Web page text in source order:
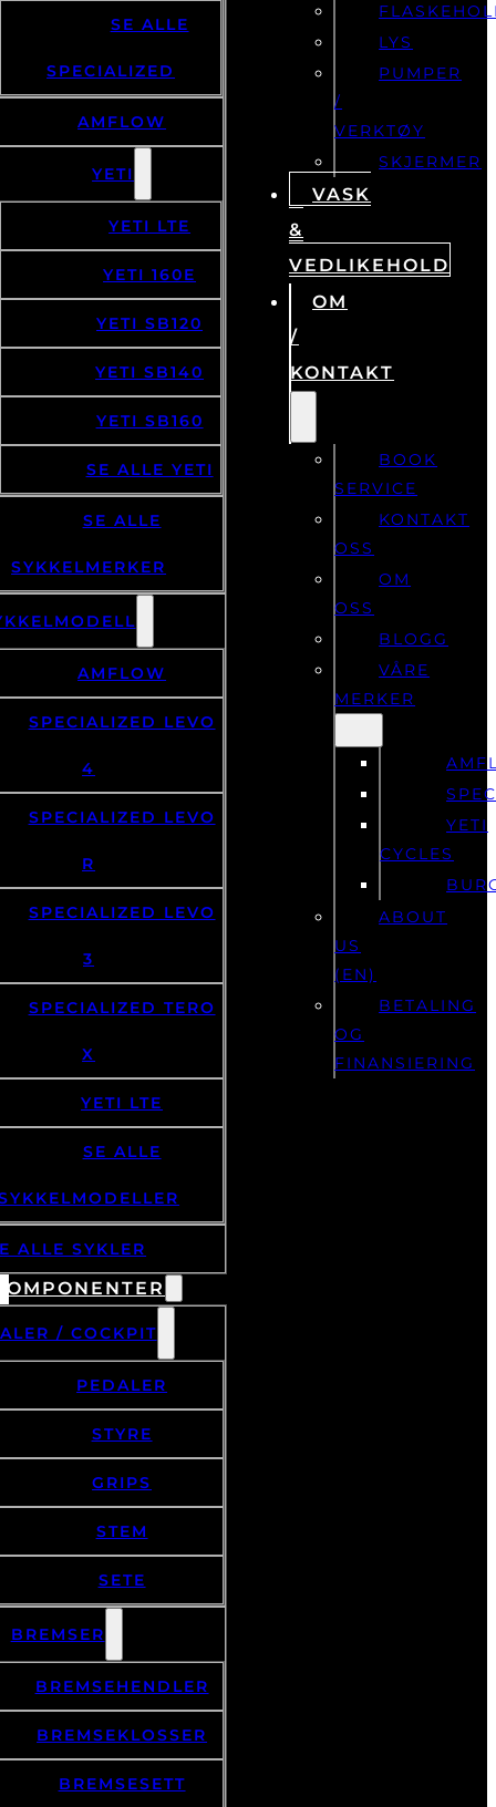
SE ALLE
SPECIALIZED
AMFLOW
YETI
YETI LTE
YETI 160E
YETI SB120
YETI SB140
YETI SB160
SE ALLE YETI
SE ALLE
SYKKELMERKER
AMFLOW
SPECIALIZED LEVO
4
SPECIALIZED LEVO
R
SPECIALIZED LEVO
3
SPECIALIZED TERO
X
YETI LTE
SE ALLE
ALLE SYKLER
/ COCKPIT
PEDALER
STYRE
GRIPS
STEM
SETE
BREMSER
BREMSEHENDLER
BREMSEKLOSSER
BREMSESETT
LYS
PUMPER
/
VERKTØY
SKJERMER
VASK
&
VEDLIKEHOLD
OM
/
KONTAKT
BOOK
SERVICE
KONTAKT
OSS
OM
OSS
BLOGG
VÅRE
MERKER
YETI
CYCLES
ABOUT
US
(EN)
BETALING
OG
FINANSIERING